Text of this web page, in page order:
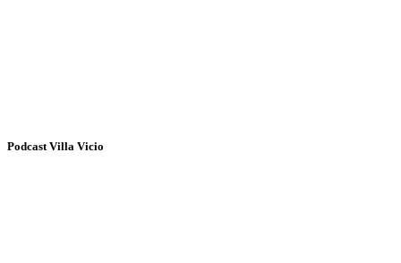
Podcast Villa Vicio